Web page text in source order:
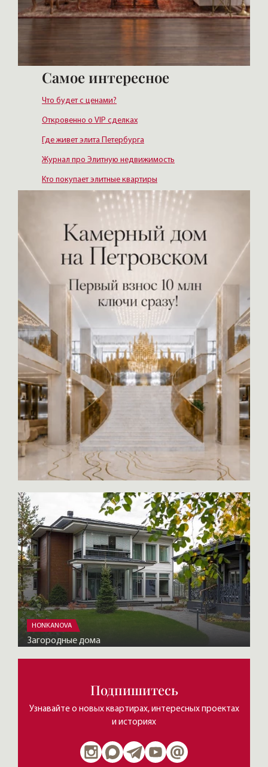
Самое интересное
Что будет с ценами?
Откровенно о VIP сделках
Где живет элита Петербурга
Журнал про Элитную недвижимость
Кто покупает элитные квартиры
HONKANOVA
Загородные дома
Подпишитесь
Узнавайте о новых квартирах, интересных проектах
и историях